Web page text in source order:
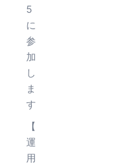
5
に
参
加
し
ま
す
【
運
用